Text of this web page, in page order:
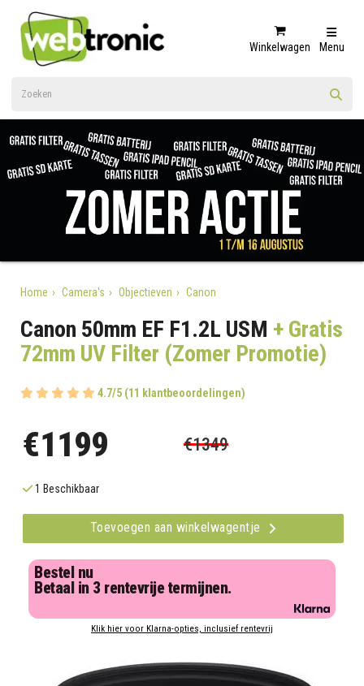
Winkelwagen Menu
Home Camera's Objectieven Canon
Canon 50mm EF F1.2L USM + Gratis
72mm UV Filter (Zomer Promotie)
4.7/5 (11 klantbeoordelingen)
€1199 €1349
1 Beschikbaar
Toevoegen aan winkelwagentje
Bestel nu
Betaal in 3 rentevrije termijnen.
Klik hier voor Klarna-opties, inclusief rentevrij